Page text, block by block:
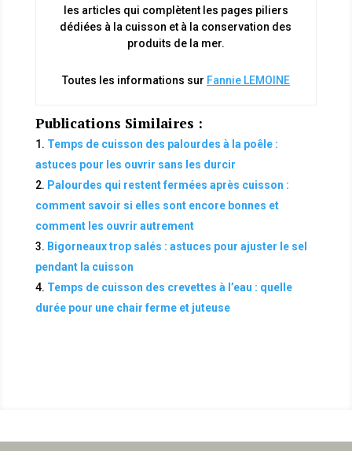
les articles qui complètent les pages piliers
dédiées à la cuisson et à la conservation des
produits de la mer.
Toutes les informations sur Fannie LEMOINE
Publications Similaires :
Temps de cuisson des palourdes à la poêle :
astuces pour les ouvrir sans les durcir
Palourdes qui restent fermées après cuisson :
comment savoir si elles sont encore bonnes et
comment les ouvrir autrement
Bigorneaux trop salés : astuces pour ajuster le sel
pendant la cuisson
Temps de cuisson des crevettes à l’eau : quelle
durée pour une chair ferme et juteuse